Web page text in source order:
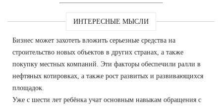
ИНТЕРЕСНЫЕ МЫСЛИ
Бизнес может захотеть вложить серьезные средства на
строительство новых объектов в других странах, а также
покупку местных компаний. Эти факторы обеспечили ралли в
нефтяных котировках, а также рост развитых и развивающихся
площадок.
Уже с шести лет ребёнка учат основным навыкам обращения с